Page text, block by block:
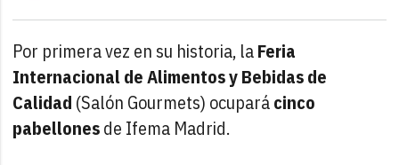
Por primera vez en su historia, laFeria
Internacional de Alimentos y Bebidas de
Calidad (Salón Gourmets) ocuparácinco
pabellonesde Ifema Madrid.